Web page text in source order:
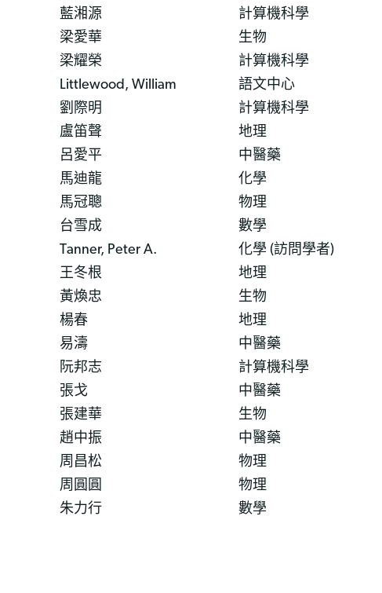
藍湘源
計算機科學
梁愛華
生物
梁耀榮
計算機科學
Littlewood, William
語文中心
劉際明
計算機科學
盧笛聲
地理
呂愛平
中醫藥
馬迪龍
化學
馬冠聰
物理
台雪成
數學
Tanner, Peter A.
化學 (訪問學者)
王冬根
地理
黃煥忠
生物
楊春
地理
易濤
中醫藥
阮邦志
計算機科學
張戈
中醫藥
張建華
生物
趙中振
中醫藥
周昌松
物理
周圓圓
物理
朱力行
數學